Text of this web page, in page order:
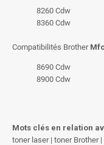
8260 Cdw
8360 Cdw
Compatibilités Brother
8690 Cdw
8900 Cdw
Mots clés en relation
toner laser | toner Brother